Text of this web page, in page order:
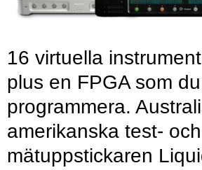
16 virtuella
plus en FPGA som
programmera.
amerikanska test- och
mätuppstickaren